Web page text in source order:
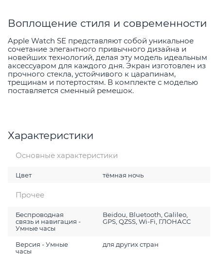
Воплощение стиля и современности
Apple Watch SE представляют собой уникальное
сочетание элегантного привычного дизайна и
новейших технологий, делая эту модель идеальным
аксессуаром для каждого дня. Экран изготовлен из
прочного стекла, устойчивого к царапинам,
трещинам и потертостям. В комплекте с моделью
поставляется сменный ремешок.
Характеристики
Основные характеристики
Цвет тёмная ночь
Прочее
Беспроводная
связь и навигация -
Умные часы
Beidou, Bluetooth, Galileo,
GPS, QZSS, Wi-Fi, ГЛОНАСC
Версия - Умные
часы
для других стран